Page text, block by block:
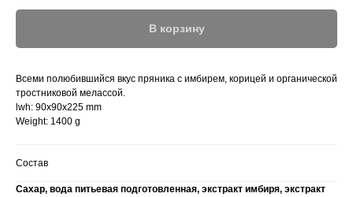
В корзину
Всеми полюбившийся вкус пряника с имбирем, корицей и органической
тростниковой мелассой.
lwh: 90x90x225 mm
Weight: 1400 g
Состав
Сахар, вода питьевая подготовленная, экстракт имбиря, экстракт